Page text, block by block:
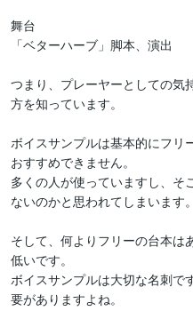
舞台
「ベターハーブ」脚本、演出
つまり、プレーヤーとしての気
方を知っています。
ボイスサンプルは基本的にフリ
おすすめできません。
多くの人が使っていますし、そ
ないのかと思われてしまいます。
そして、何よりフリーの台本は
低いです。
ボイスサンプルは大切な名刺で
要がありますよね。